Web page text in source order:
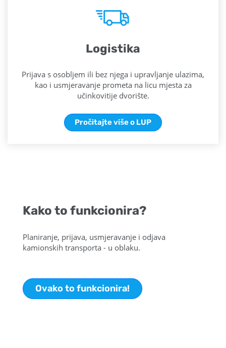
Logistika
Prijava s osobljem ili bez njega i upravljanje ulazima,
kao i usmjeravanje prometa na licu mjesta za
učinkovitije dvorište.
Pročitajte više o LUP
Kako to funkcionira?
Planiranje, prijava, usmjeravanje i odjava
kamionskih transporta - u oblaku.
Ovako to funkcionira!